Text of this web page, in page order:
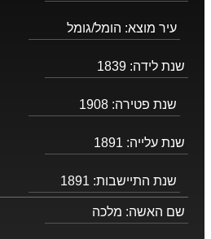
עיר מוצא: הומל/גומל
שנת לידה: 1839
שנת פטירה: 1908
שנת עלייה: 1891
שנת התיישבות: 1891
שם האשה: מלכה